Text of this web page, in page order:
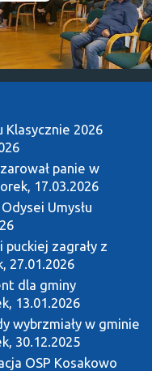
wideo
2026
panie w
17.03.2026
Umysłu
zagrały z
27.01.2026
dla gminy
13.01.2026
wybrzmiały w gminie
30.12.2025
OSP Kosakowo